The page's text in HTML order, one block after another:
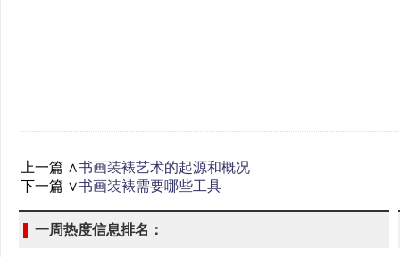
上一篇 ∧书画装裱艺术的起源和概况
下一篇 ∨书画装裱需要哪些工具
一周热度信息排名：